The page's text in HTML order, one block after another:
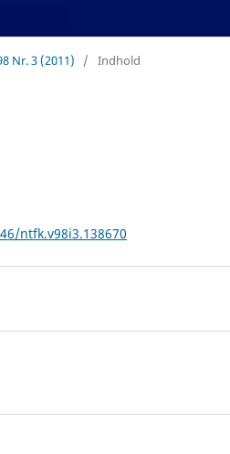
Nr. 3 (2011) / Indhold
ntfk.v98i3.138670